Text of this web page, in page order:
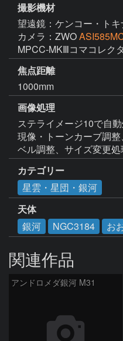
撮影機材
望遠鏡：ケンコー・トキ
カメラ：ZWO
焦点距離
1000mm
画像処理
ステライメージ10で自
現像・トーンカーブ調
ベル調整、サイズ変更処
カテゴリー
星雲・星団・銀河
天体
銀河
NGC3184 お
関連作品
アンドロメダ銀河 M31